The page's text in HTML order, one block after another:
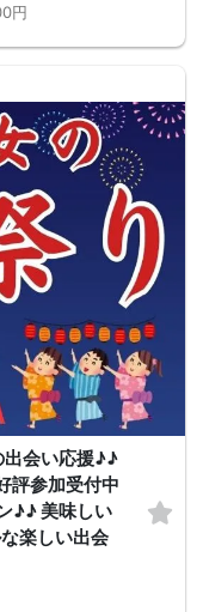
円
会い応援♪♪
参加受付中
♪♪ 美味しい
楽しい出会